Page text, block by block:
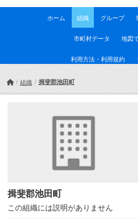
ホーム 組織 グループ
市町村データ 地図
利用方法・利用規約
組織 揖斐郡池田町
揖斐郡池田町
この組織には説明がありません